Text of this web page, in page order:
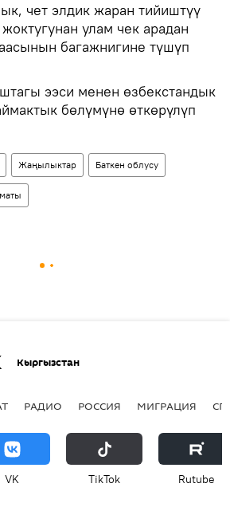
чет элдик жаран тийиштүү
улам чек арадан
багажнигине түшүп
ээси менен өзбекстандык
бөлүмүнө өткөрүлүп
Жаңылыктар Баткен облусу
Кыргызстан
РАДИО РОССИЯ МИГРАЦИЯ
VK ТikТоk Rutube